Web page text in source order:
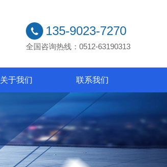
135-9023-7270
全国咨询热线：0512-63190313
关于我们 联系我们